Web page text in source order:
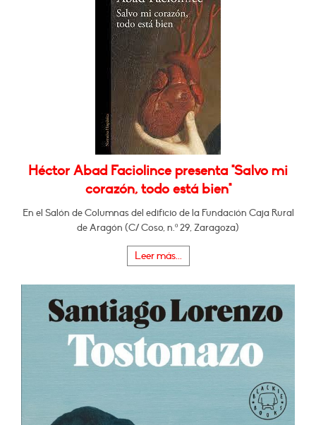
Héctor Abad Faciolince presenta "Salvo mi
corazón, todo está bien"
En el Salón de Columnas del edificio de la Fundación Caja Rural
de Aragón (C/ Coso, n.º 29, Zaragoza)
Leer más...